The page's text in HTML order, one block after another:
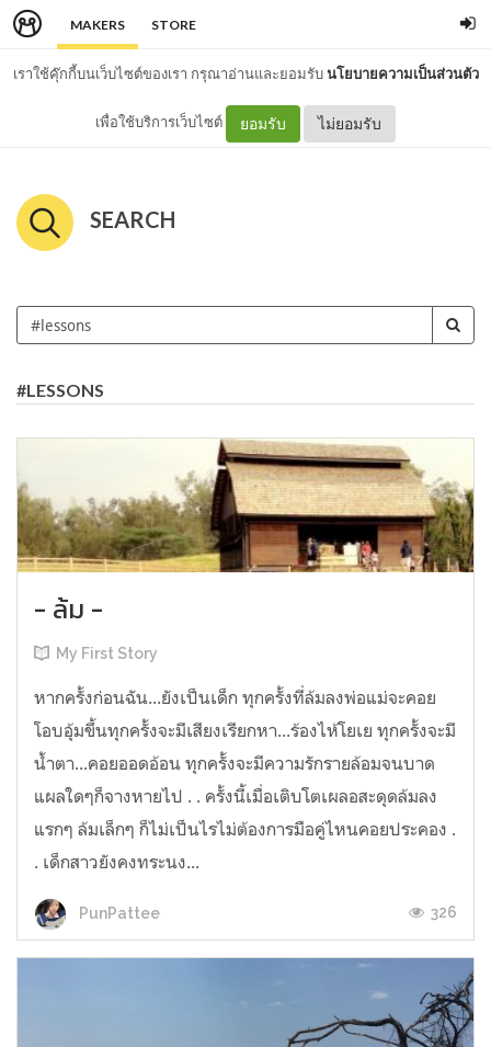
MAKERS STORE
เราใช้คุ๊กกี้บนเว็บไซต์ของเรา กรุณาอ่านและยอมรับนโยบายความเป็นส่วนตัว
เพื่อใช้บริการเว็บไซต์ ยอมรับ ไม่ยอมรับ
SEARCH
#LESSONS
- ล้ม -
My First Story
หากครั้งก่อนฉัน...ยังเป็นเด็ก ทุกครั้งที่ล้มลงพ่อแม่จะคอย
โอบอุ้มขึ้นทุกครั้งจะมีเสียงเรียกหา...ร้องไห้โยเย ทุกครั้งจะมี
น้ำตา...คอยออดอ้อน ทุกครั้งจะมีความรักรายล้อมจนบาด
แผลใดๆก็จางหายไป . . ครั้งนี้เมื่อเติบโตเผลอสะดุดล้มลง
แรกๆ ล้มเล็กๆ ก็ไม่เป็นไรไม่ต้องการมือคู่ไหนคอยประคอง .
. เด็กสาวยังคงทระนง...
PunPattee 326